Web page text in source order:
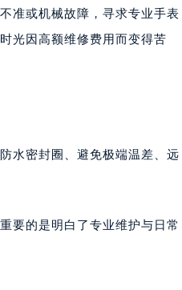
约）
准或机械故障，寻求专业手表
光因高额维修费用而变得苦
水密封圈、避免极端温差、远
要的是明白了专业维护与日常